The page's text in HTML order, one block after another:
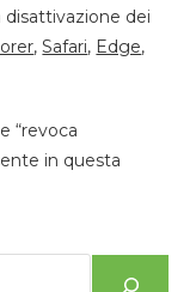
dei
,Safari, Edge,
“revoca
in questa